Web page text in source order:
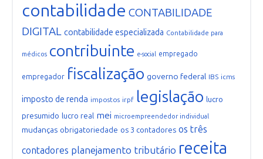
contabilidade CONTABILIDADE
DIGITAL contabilidade especializada Contabilidade para
médicos contribuinte e-social empregado
empregador fiscalização governo federal IBS icms
imposto de renda impostos irpf legislação lucro
presumido lucro real mei microempreendedor individual
mudanças obrigatoriedade os 3 contadores os três
contadores planejamento tributário receita